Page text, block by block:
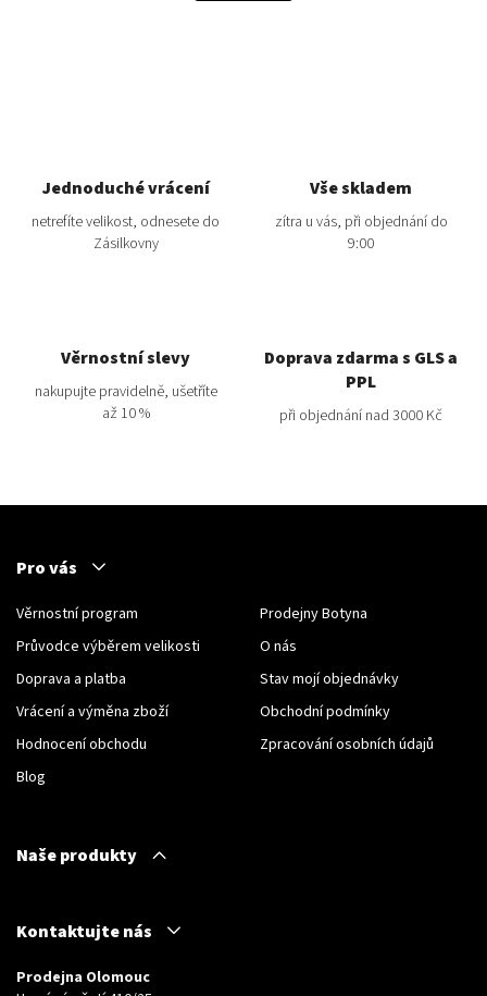
Jednoduché vrácení
netrefíte velikost, odnesete do
Zásilkovny
Vše skladem
zítra u vás, při objednání do
9:00
Věrnostní slevy
nakupujte pravidelně, ušetříte
až 10 %
Doprava zdarma s GLS a
PPL
při objednání nad 3000 Kč
Pro vás
Věrnostní program
Průvodce výběrem velikosti
Doprava a platba
Vrácení a výměna zboží
Hodnocení obchodu
Blog
Prodejny Botyna
O nás
Stav mojí objednávky
Obchodní podmínky
Zpracování osobních údajů
Naše produkty
Kontaktujte nás
Prodejna Olomouc